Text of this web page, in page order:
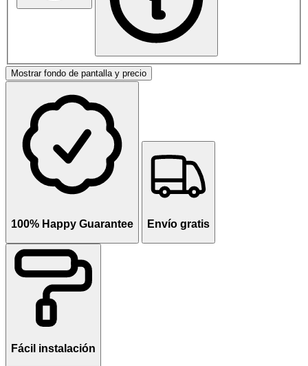
Mostrar fondo de pantalla y precio
100% Happy Guarantee Envío gratis
Fácil instalación